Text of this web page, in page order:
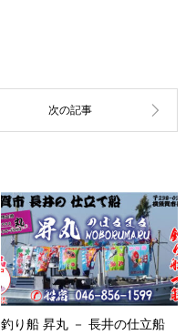
釣り船 昇丸 － 長井の仕立船